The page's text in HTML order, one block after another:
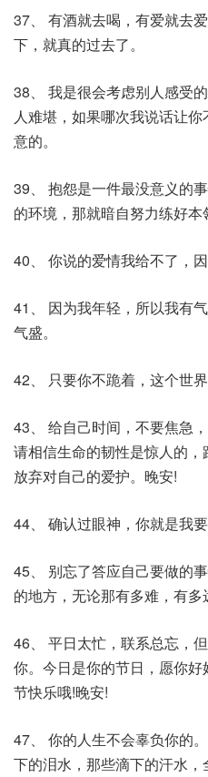
37、 有酒就去喝，有爱就去
下，就真的过去了。
38、 我是很会考虑别人感受
人难堪，如果哪次我说话让
意的。
39、 抱怨是一件最没意义的
的环境，那就暗自努力练好本
40、 你说的爱情我给不了，因
41、 因为我年轻，所以我有
气盛。
42、 只要你不跪着，这个世界
43、 给自己时间，不要焦急
请相信生命的韧性是惊人的
放弃对自己的爱护。晚安!
44、 确认过眼神，你就是我要
45、 别忘了答应自己要做的
的地方，无论那有多难，有多
46、 平日太忙，联系总忘，
你。今日是你的节日，愿你
节快乐哦!晚安!
47、 你的人生不会辜负你的
下的泪水，那些滴下的汗水